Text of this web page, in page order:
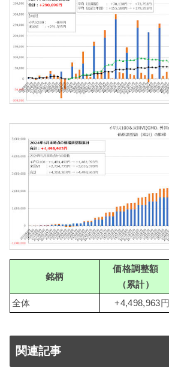
銘柄
価格調整額
（累計）
全体
+4,498,963円
関連記事